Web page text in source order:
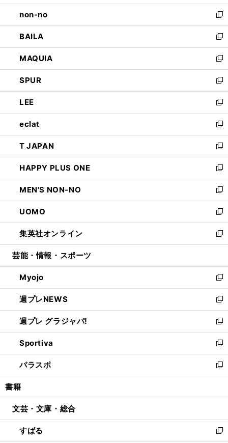
開
く
ウ
で
開
く
し
い
ウ
ィ
ン
ド
ウ
で
開
く
non-no
新
し
い
ウ
ィ
ン
ド
ウ
で
開
く
BAILA
新
し
い
ウ
ィ
ン
ド
ウ
で
開
く
MAQUIA
新
し
い
ウ
ィ
ン
ド
ウ
で
開
く
SPUR
新
し
い
ウ
ィ
ン
ド
ウ
で
開
く
LEE
新
し
い
ウ
ィ
ン
ド
ウ
で
開
く
eclat
新
し
い
ウ
ィ
ン
ド
ウ
で
開
く
T JAPAN
新
し
い
ウ
ィ
ン
ド
ウ
で
開
HAPPY PLUS ONE
新
し
い
ウ
ィ
ン
ド
ウ
開
く
MEN'S NON-NO
新
し
い
ウ
ィ
ン
ウ
で
開
く
UOMO
新
し
い
ウ
ン
ド
ウ
で
開
く
集英社オンライン
新
し
ウ
ィ
ン
ド
ウ
で
開
く
芸能・情報・スポーツ
Myojo
新
し
い
ウ
ィ
ン
ド
ウ
で
開
週プレNEWS
新
し
い
ウ
ィ
ン
ド
ウ
開
週プレ グラジャパ!
新
し
い
ウ
ィ
ン
ウ
開
く
Sportiva
新
し
い
ウ
ン
ウ
で
パラスポ
新
し
ウ
ン
ド
書籍
文芸・文庫・総合
すばる
新